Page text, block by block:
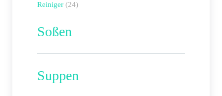
Reiniger (24)
Soßen
Suppen